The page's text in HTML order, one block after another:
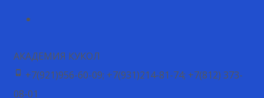
АКАДЕМИЯ КУКОЛ
+7(921)956-60-09; +7(931)214-81-74; +7(812) 373-
08-01